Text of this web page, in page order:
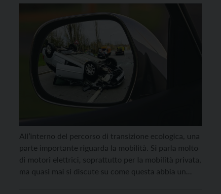
Transdolomites
All’interno del percorso di transizione ecologica, una
parte importante riguarda la mobilità. Si parla molto
di motori elettrici, soprattutto per la mobilità privata,
ma quasi mai si discute su come questa abbia un